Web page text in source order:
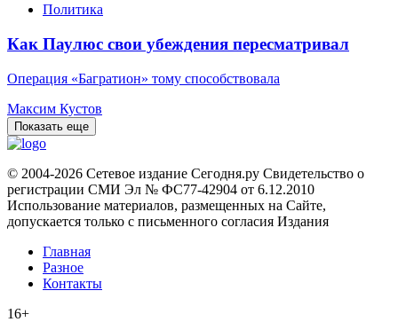
Политика
Как Паулюс свои убеждения пересматривал
Операция «Багратион» тому способствовала
Максим Кустов
Показать еще
© 2004-2026 Сетевое издание Сегодня.ру Свидетельство о
регистрации СМИ Эл № ФС77-42904 от 6.12.2010
Использование материалов, размещенных на Сайте,
допускается только с письменного согласия Издания
Главная
Разное
Контакты
16+